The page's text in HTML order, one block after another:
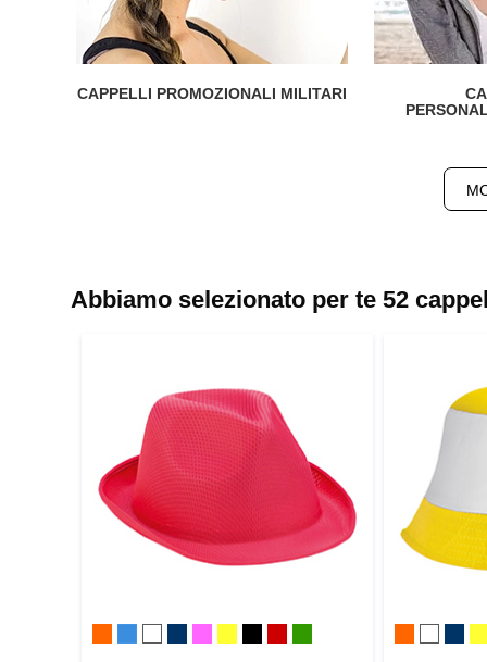
CAPPELLI PROMOZIONALI MILITARI
Abbiamo selezionato per te 52